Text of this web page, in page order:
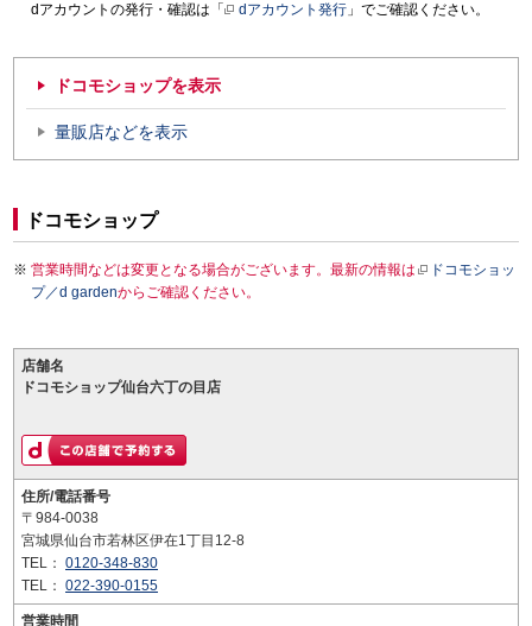
dアカウントの発行・確認は「
dアカウント発行 」でご確認ください。
ドコモショップを表示
量販店などを表示
ドコモショップ
営業時間などは変更となる場合がございます。最新の情報は
ドコモショッ
プ／d gardenからご確認ください。
店舗名
ドコモショップ仙台六丁の目店
住所/電話番号
〒984-0038
宮城県仙台市若林区伊在1丁目12-8
TEL： 0120-348-830
TEL： 022-390-0155
営業時間